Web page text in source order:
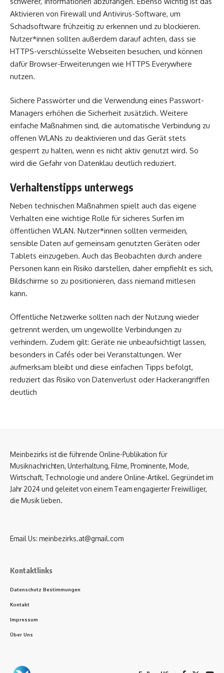
Aktivieren von Firewall und Antivirus-Software, um
Schadsoftware frühzeitig zu erkennen und zu blockieren.
Nutzer*innen sollten außerdem darauf achten, dass sie
HTTPS-verschlüsselte Webseiten besuchen, und können
dafür Browser-Erweiterungen wie HTTPS Everywhere
nutzen.
Sichere Passwörter und die Verwendung eines Passwort-
Managers erhöhen die Sicherheit zusätzlich. Weitere
einfache Maßnahmen sind, die automatische Verbindung zu
offenen WLANs zu deaktivieren und das Gerät stets
gesperrt zu halten, wenn es nicht aktiv genutzt wird. So
wird die Gefahr von Datenklau deutlich reduziert.
Verhaltenstipps unterwegs
Neben technischen Maßnahmen spielt auch das eigene
Verhalten eine wichtige Rolle für sicheres Surfen im
öffentlichen WLAN. Nutzer*innen sollten vermeiden,
sensible Daten auf gemeinsam genutzten Geräten oder
Tablets einzugeben. Auch das Beobachten durch andere
Personen kann ein Risiko darstellen, daher empfiehlt es sich,
Bildschirme so zu positionieren, dass niemand mitlesen
kann.
Öffentliche Netzwerke sollten nach der Nutzung wieder
getrennt werden, um ungewollte Verbindungen zu
verhindern. Zudem gilt: Geräte nie unbeaufsichtigt lassen,
besonders in Cafés oder bei Veranstaltungen. Wer
aufmerksam bleibt und diese einfachen Tipps befolgt,
reduziert das Risiko von Datenverlust oder Hackerangriffen
deutlich
Meinbezirks ist die führende Online-Publikation für
Musiknachrichten, Unterhaltung, Filme, Prominente, Mode,
Wirtschaft, Technologie und andere Online-Artikel. Gegründet im
Jahr 2024 und geleitet von einem Team engagierter Freiwilliger,
die Musik lieben.
Email Us: meinbezirks.at@gmail.com
Kontaktlinks
Datenschutz Bestimmungen
Kontakt
Impressum
Über Uns